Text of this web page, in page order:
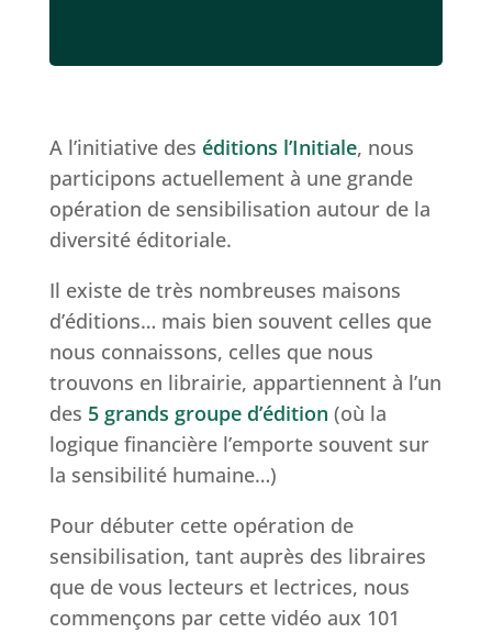
A l’initiative des éditions l’Initiale, nous
participons actuellement à une grande
opération de sensibilisation autour de la
diversité éditoriale.
Il existe de très nombreuses maisons
d’éditions… mais bien souvent celles que
nous connaissons, celles que nous
trouvons en librairie, appartiennent à l’un
des 5 grands groupe d’édition (où la
logique financière l’emporte souvent sur
la sensibilité humaine…)
Pour débuter cette opération de
sensibilisation, tant auprès des libraires
que de vous lecteurs et lectrices, nous
commençons par cette vidéo aux 101